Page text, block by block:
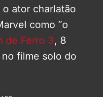
o ator charlatão
como “o
de Ferro 3, 8
filme solo do